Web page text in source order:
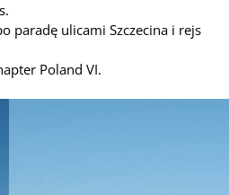
paradę ulicami Szczecina i rejs
Poland VI.